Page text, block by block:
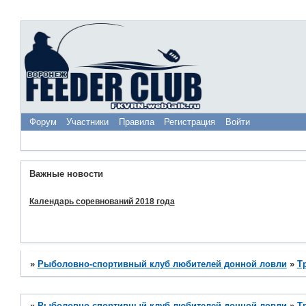
Форум Участники Правила Регистрация Войти
Важные новости
Календарь соревнований 2018 года
» Рыболовно-спортивный клуб любителей донной ловли »